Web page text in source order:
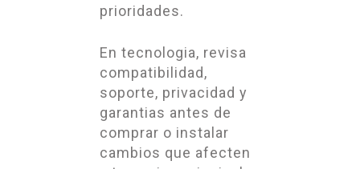
prioridades.
En tecnologia, revisa
compatibilidad,
soporte, privacidad y
garantias antes de
comprar o instalar
cambios que afecten